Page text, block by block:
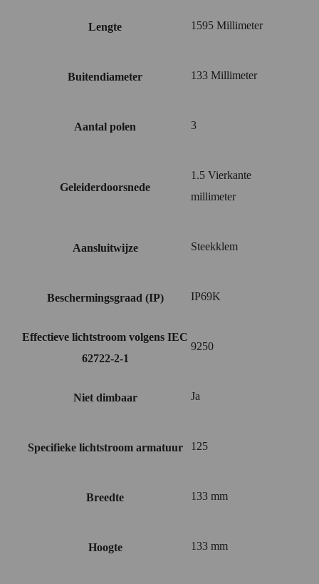
Lengte 1595 Millimeter
Buitendiameter 133 Millimeter
Aantal polen 3
Geleiderdoorsnede
1.5 Vierkante
millimeter
Aansluitwijze Steekklem
Beschermingsgraad (IP) IP69K
Effectieve lichtstroom volgens IEC
62722-2-1
9250
Niet dimbaar Ja
Specifieke lichtstroom armatuur 125
Breedte 133 mm
Hoogte 133 mm